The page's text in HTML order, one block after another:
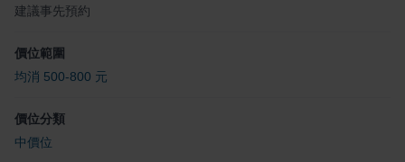
建議事先預約
價位範圍
均消 500-800 元
價位分類
中價位